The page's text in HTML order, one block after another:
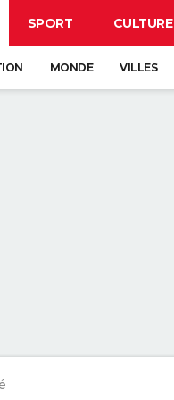
SPORT CULTURE
MONDE VILLES